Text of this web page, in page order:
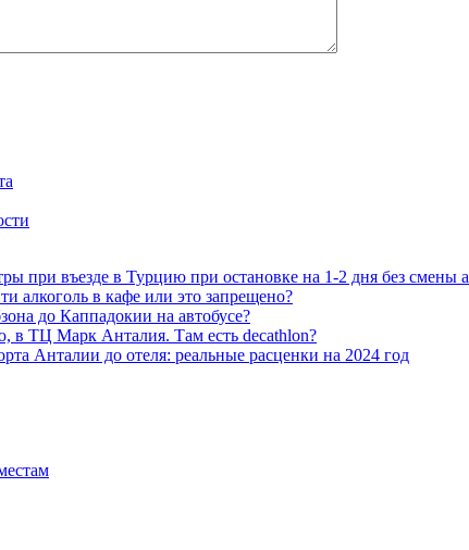
при въезде в Турцию при остановке на 1-2 дня без смены
алкоголь в кафе или это запрещено?
до Каппадокии на автобусе?
в ТЦ Марк Анталия. Там есть decathlon?
Анталии до отеля: реальные расценки на 2024 год